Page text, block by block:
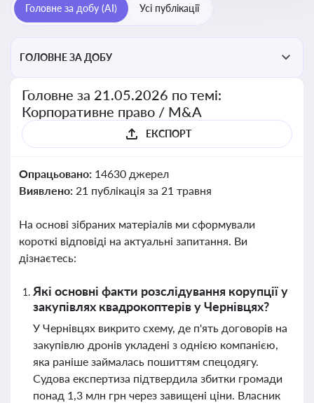
впливу змін у правовому полі на корпоративне
Головне за добу (AI) Усі публікації
ГОЛОВНЕ ЗА ДОБУ
Головне за 21.05.2026 по темі:
Корпоративне право / M&A
ЕКСПОРТ
Опрацьовано: 14630 джерел
Виявлено: 21 публікація за 21 травня
На основі зібраних матеріалів ми сформували
короткі відповіді на актуальні запитання. Ви
дізнаєтесь:
Які основні факти розслідування корупції у
закупівлях квадрокоптерів у Чернівцях?
У Чернівцях викрито схему, де п'ять договорів на
закупівлю дронів укладені з однією компанією,
яка раніше займалась пошиттям спецодягу.
Судова експертиза підтвердила збитки громади
понад 1,3 млн грн через завищені ціни. Власник